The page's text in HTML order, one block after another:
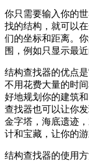
你只需要输入你的
找的结构，就可以
们的坐标和距离。
围，例如只显示最
结构查找器的优点
不用花费大量的时
好地规划你的建筑
查找器也可以让你
金字塔，海底遗迹
计和宝藏，让你的
结构查找器的使用